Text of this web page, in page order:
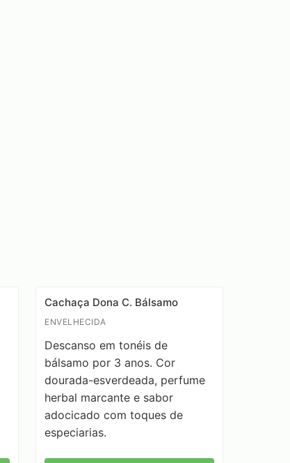
Cachaça Dona C. Bálsamo
ENVELHECIDA
Descanso em tonéis de
bálsamo por 3 anos. Cor
dourada-esverdeada, perfume
herbal marcante e sabor
adocicado com toques de
especiarias.